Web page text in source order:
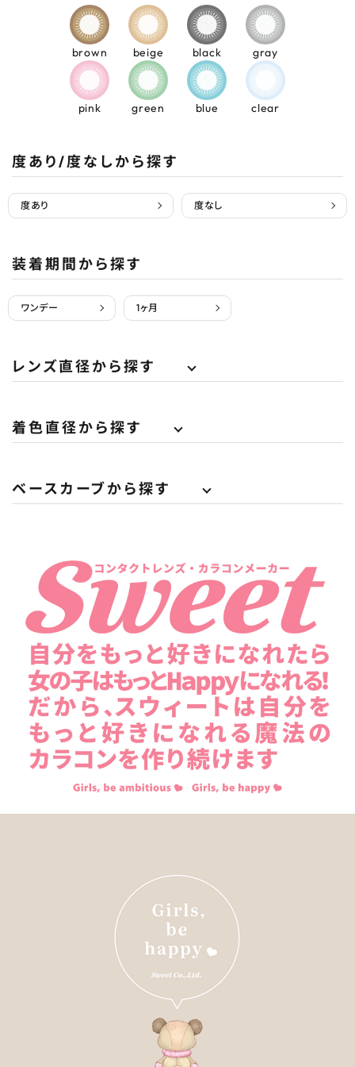
brown beige black gray
pink green blue clear
度あり/度なしから探す
度あり 度なし
装着期間から探す
ワンデー 1ヶ月
レンズ直径から探す
着色直径から探す
ベースカーブから探す